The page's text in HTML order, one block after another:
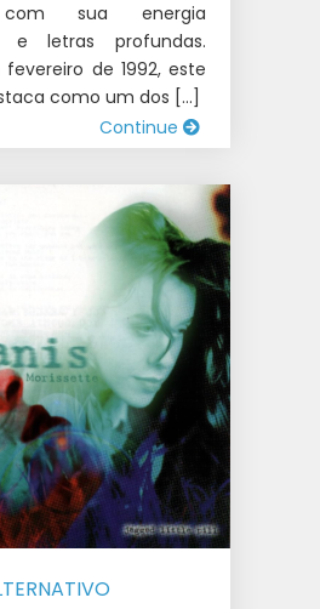
com sua energia
e letras profundas.
de 1992, este
como um dos […]
Continue